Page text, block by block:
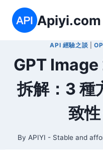
content
Apiyi.com
API 經驗之談 |
GPT Image
拆解：3 種
致
By APIYI - Stable and